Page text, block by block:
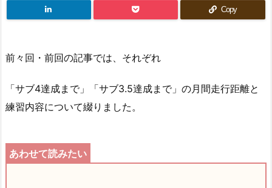
Copy
前々回・前回の記事では、それぞれ
「サブ4達成まで」「サブ3.5達成まで」の月間走行距離と
練習内容について綴りました。